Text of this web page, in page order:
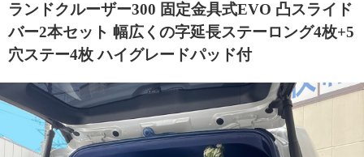
ランドクルーザー300 固定金具式EVO 凸スライド
バー2本セット 幅広くの字延長ステーロング4枚+5
穴ステー4枚 ハイグレードパッド付